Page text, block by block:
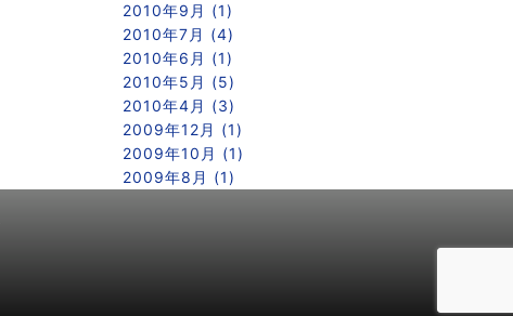
2010年9月 (1)
2010年7月 (4)
2010年6月 (1)
2010年5月 (5)
2010年4月 (3)
2009年12月 (1)
2009年10月 (1)
2009年8月 (1)